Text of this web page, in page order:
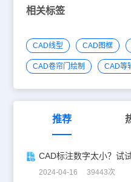
相关标签
CAD线型 CAD图框
CAD卷帘门绘制 CAD等
推荐
2024-04-16 39443次